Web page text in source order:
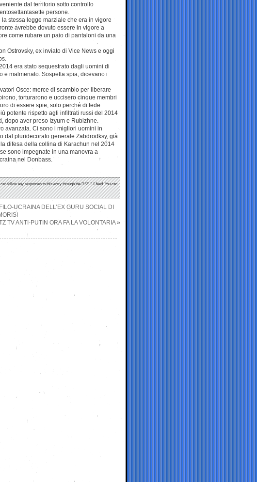
dal territorio sotto controllo
persone.
stessa legge marziale che era in vigore
avrebbe dovuto essere in vigore a
come rubare un paio di pantaloni da una
Ostrovsky, ex inviato di Vice News e oggi
era stato sequestrato dagli uomini di
e malmenato. Sospetta spia, dicevano i
Osce: merce di scambio per liberare
torturarono e uccisero cinque membri
di essere spie, solo perché di fede
potente rispetto agli infiltrati russi del 2014
dopo aver preso Izyum e Rubizhne.
avanzata. Ci sono i migliori uomini in
dal pluridecorato generale Zabdrodksy, già
difesa della collina di Karachun nel 2014
sono impegnate in una manovra a
nel Donbass.
can follow any responses to this entry through theRSS 2.0feed. You can
UCRAINA DELL’EX GURU SOCIAL DI
TV ANTI-PUTIN ORA FA LA VOLONTARIA»